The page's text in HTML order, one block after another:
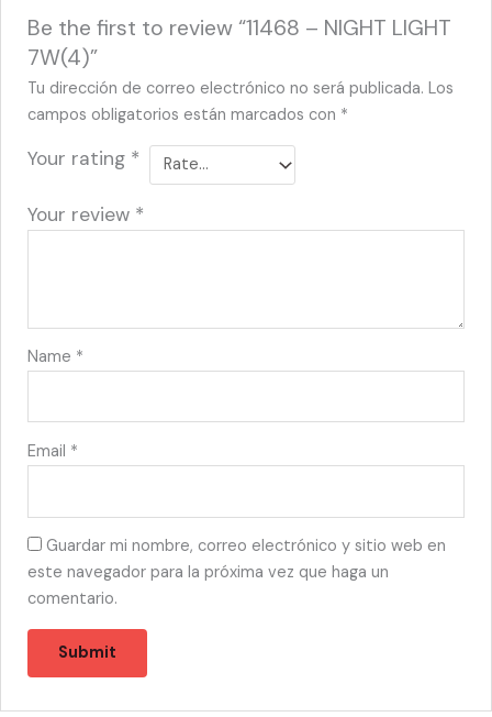
Be the first to review “11468 – NIGHT LIGHT
7W(4)”
Tu dirección de correo electrónico no será publicada. Los
campos obligatorios están marcados con *
Your rating *
Your review *
Name *
Email *
Guardar mi nombre, correo electrónico y sitio web en
este navegador para la próxima vez que haga un
comentario.